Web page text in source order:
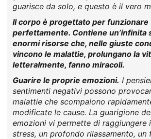
guarisce da solo, e questo è il vero
Il corpo è progettato per funzionare
perfettamente. Contiene un’infinita
enormi risorse che, nelle giuste
vincono le malattie, prolungano la
letteralmente, fanno miracoli.
Guarire le proprie emozioni. I
sentimenti negativi possono
malattie che scompaiono
modificate le cause. La guarigione
emozioni vi permette di raggiungere
stress, un profondo rilassamento, un